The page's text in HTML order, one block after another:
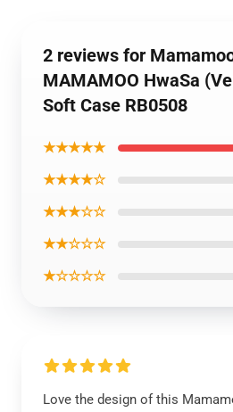
2 reviews for
MAMAMOO HwaSa
Soft Case RB0508
★★★★★
★★★★☆
★★★☆☆
★★☆☆☆
★☆☆☆☆
Love the design of this